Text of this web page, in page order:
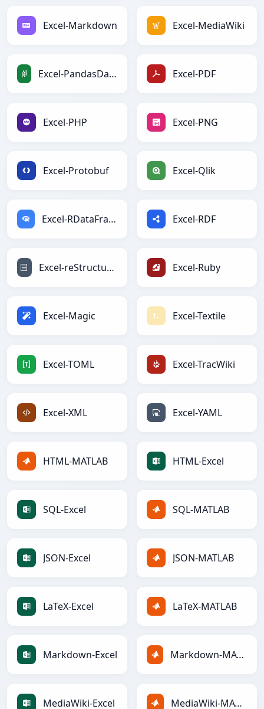
Excel-Markdown Excel-MediaWiki
Excel-PandasDataFrame Excel-PDF
Excel-PHP Excel-PNG
Excel-Protobuf Excel-Qlik
Excel-RDataFrame Excel-RDF
Excel-reStructuredText Excel-Ruby
Excel-Magic Excel-Textile
Excel-TOML Excel-TracWiki
Excel-XML Excel-YAML
HTML-MATLAB HTML-Excel
SQL-Excel SQL-MATLAB
JSON-Excel JSON-MATLAB
LaTeX-Excel LaTeX-MATLAB
Markdown-Excel Markdown-MATLAB
MediaWiki-Excel MediaWiki-MATLAB